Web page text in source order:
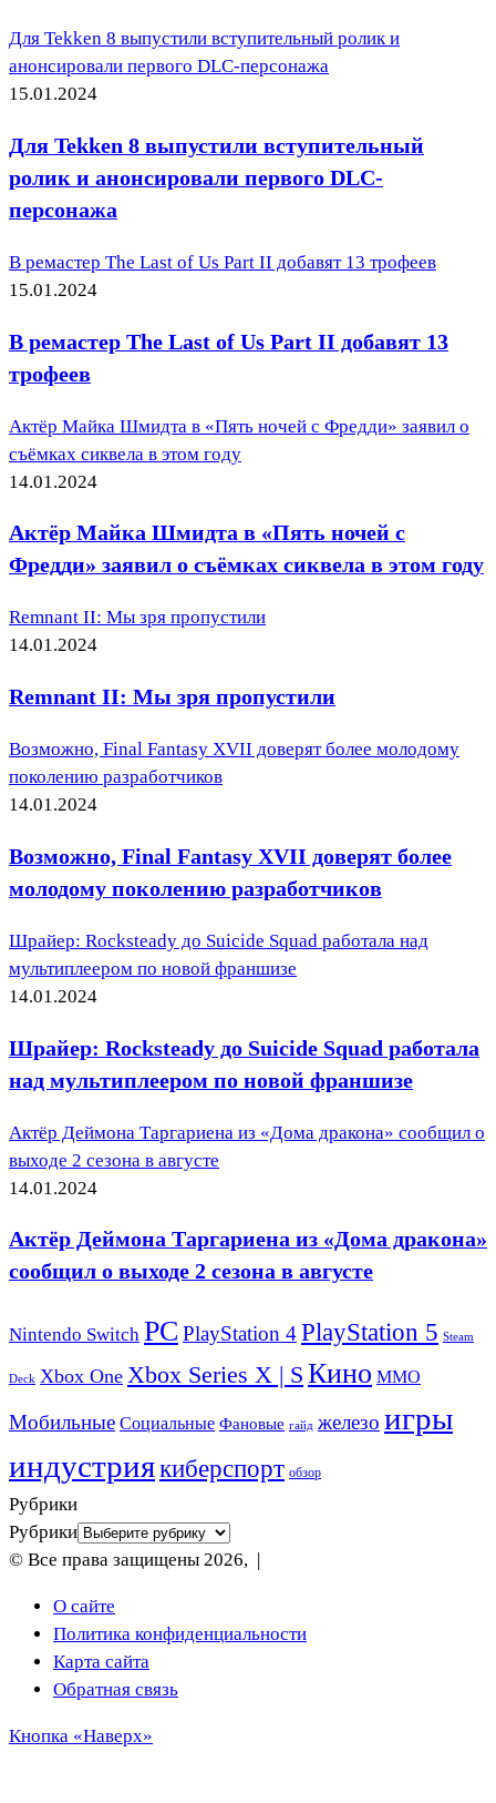
Для Tekken 8 выпустили вступительный ролик и
анонсировали первого DLC-персонажа
15.01.2024
Для Tekken 8 выпустили вступительный
ролик и анонсировали первого DLC-
персонажа
В ремастер The Last of Us Part II добавят 13 трофеев
15.01.2024
В ремастер The Last of Us Part II добавят 13
трофеев
Актёр Майка Шмидта в «Пять ночей с Фредди» заявил о
съёмках сиквела в этом году
14.01.2024
Актёр Майка Шмидта в «Пять ночей с
Фредди» заявил о съёмках сиквела в этом году
Remnant II: Мы зря пропустили
14.01.2024
Remnant II: Мы зря пропустили
Возможно, Final Fantasy XVII доверят более молодому
поколению разработчиков
14.01.2024
Возможно, Final Fantasy XVII доверят более
молодому поколению разработчиков
Шрайер: Rocksteady до Suicide Squad работала над
мультиплеером по новой франшизе
14.01.2024
Шрайер: Rocksteady до Suicide Squad работала
над мультиплеером по новой франшизе
Актёр Деймона Таргариена из «Дома дракона» сообщил о
выходе 2 сезона в августе
14.01.2024
Актёр Деймона Таргариена из «Дома дракона»
сообщил о выходе 2 сезона в августе
Nintendo Switch PC PlayStation 4PlayStation 5 Steam
Deck Xbox One Xbox Series X | S Кино ММО
Мобильные Социальные Фановые гайд железо игры
индустриякиберспорт обзор
Рубрики
Рубрики
© Все права защищены 2026, |
О сайте
Политика конфиденциальности
Карта сайта
Обратная связь
Кнопка «Наверх»